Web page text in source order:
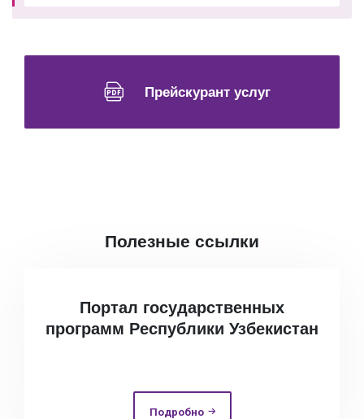
Прейскурант услуг
Полезные ссылки
Портал государственных
программ Республики Узбекистан
Подробно